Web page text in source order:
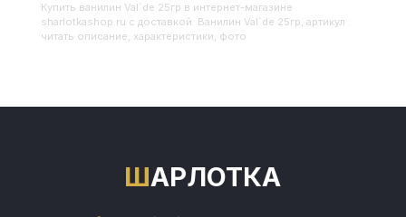
Купить Ванилин Val`de 25гр в интернет-магазине
sharlotkashop.ru с доставкой. Ванилин Val`de 25гр, артикул :
читать описание, характеристики, фото
ШАРЛОТКА